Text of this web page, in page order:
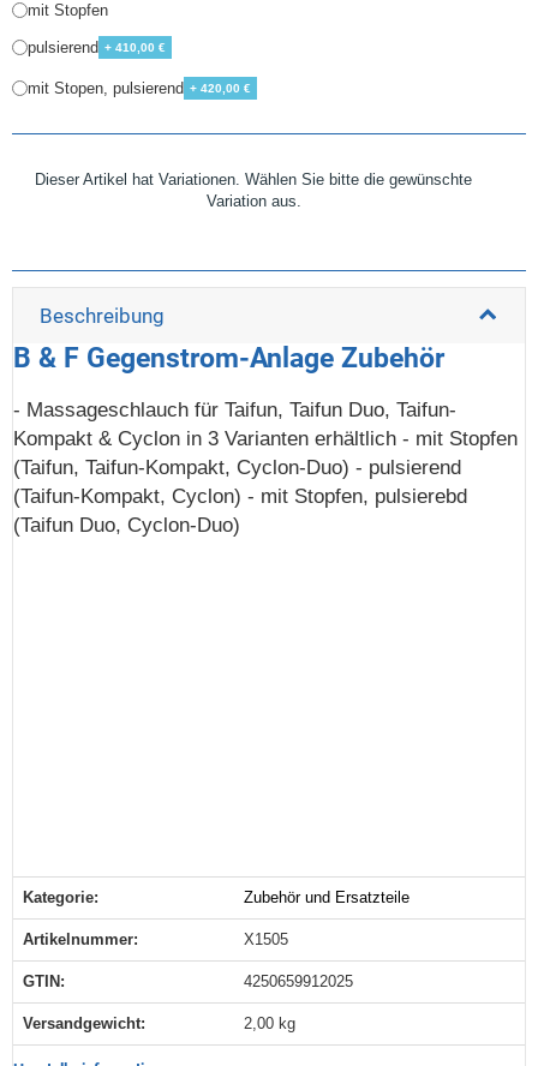
mit Stopfen
pulsierend + 410,00 €
mit Stopen, pulsierend + 420,00 €
Dieser Artikel hat Variationen. Wählen Sie bitte die gewünschte
Variation aus.
Beschreibung
B & F Gegenstrom-Anlage Zubehör
- Massageschlauch für Taifun, Taifun Duo, Taifun-
Kompakt & Cyclon in 3 Varianten erhältlich - mit Stopfen
(Taifun, Taifun-Kompakt, Cyclon-Duo) - pulsierend
(Taifun-Kompakt, Cyclon) - mit Stopfen, pulsierebd
(Taifun Duo, Cyclon-Duo)
Produkteigenschaft
Wert
Kategorie: Zubehör und Ersatzteile
Artikelnummer: X1505
GTIN: 4250659912025
Versandgewicht‍: 2,00 kg